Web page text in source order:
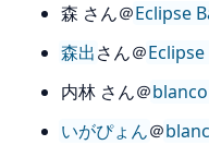
森 さん＠Eclipse
森出さん＠Eclipse
内林 さん＠
いがぴょん＠